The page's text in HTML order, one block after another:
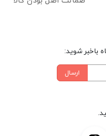
باخبر شوید:
ارسال